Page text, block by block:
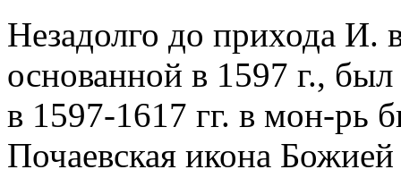
Незадолго до прихода И.
основанной в 1597 г.,
в 1597-1617 гг. в мон-рь
Почаевская икона